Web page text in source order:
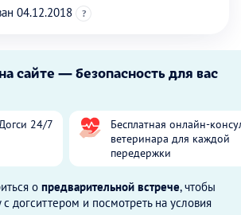
04.12.2018
?
сайте — безопасность для вас
24/7
Бесплатная онлайн-
ветеринара для каждой
передержки
о предварительной встрече, чтобы
с догситтером и посмотреть на условия